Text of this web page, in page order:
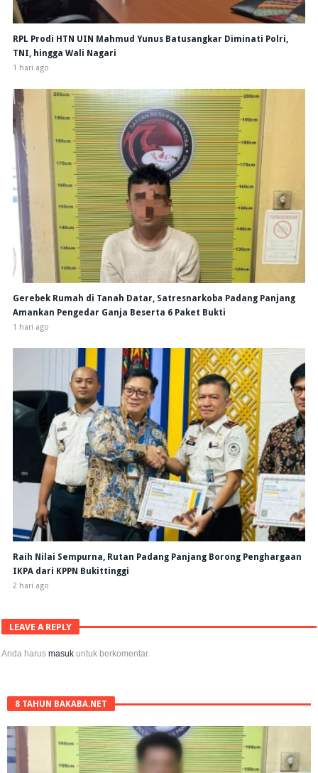
RPL Prodi HTN UIN Mahmud Yunus Batusangkar Diminati Polri,
TNI, hingga Wali Nagari
1 hari ago
Gerebek Rumah di Tanah Datar, Satresnarkoba Padang Panjang
Amankan Pengedar Ganja Beserta 6 Paket Bukti
1 hari ago
Raih Nilai Sempurna, Rutan Padang Panjang Borong Penghargaan
IKPA dari KPPN Bukittinggi
2 hari ago
LEAVE A REPLY
Anda harusmasuk untuk berkomentar.
8 TAHUN BAKABA.NET